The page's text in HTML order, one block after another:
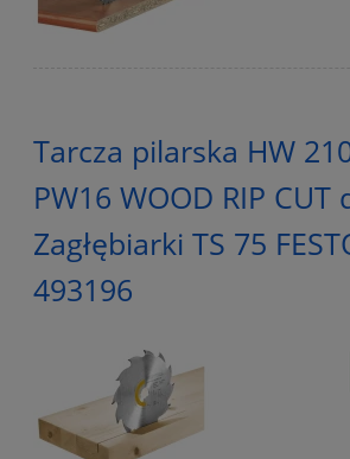
Tarcza pilarska HW
PW16 WOOD RIP CUT
Zagłębiarki TS 75
493196